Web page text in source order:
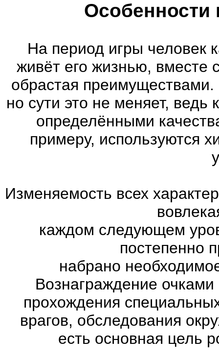
Особенности
На период игры человек
живёт его жизнью, вместе
обрастая
но сути это не меняет,
определёнными
примеру, используются
Изменяемость всех
каждом следующем
постепенно
набрано
Вознаграждение
прохождения
врагов, обследования
есть основная цель